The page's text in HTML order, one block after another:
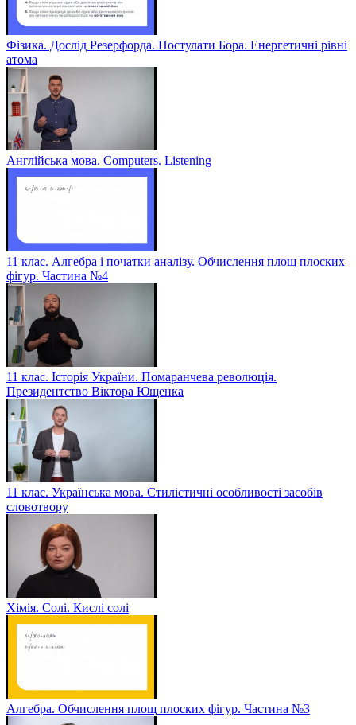
Фізика. Дослід Резерфорда. Постулати Бора. Енергетичні рівні
атома
Англійська мова. Computers. Listening
11 клас. Алгебра і початки аналізу. Обчислення площ плоских
фігур. Частина №4
11 клас. Історія України. Помаранчева революція.
Президентство Віктора Ющенка
11 клас. Українська мова. Стилістичні особливості засобів
словотвору
Хімія. Солі. Кислі солі
Алгебра. Обчислення площ плоских фігур. Частина №3